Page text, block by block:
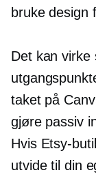
bruke design
Det kan virke
taket på
gjøre passiv
Hvis Etsy-
utvide til din